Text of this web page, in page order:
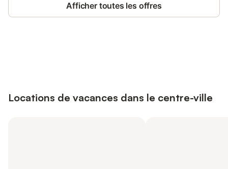
Afficher toutes les offres
Locations de vacances dans le centre-ville